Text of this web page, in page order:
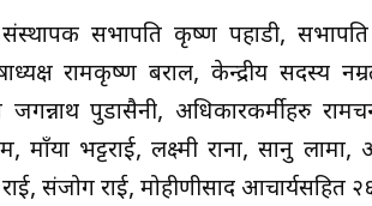
संस्थापक सभापति कृष्ण पहाडी,
रामकृष्ण बराल, केन्द्रीय सदस्य
पुडासैनी, अधिकारकर्मीहरु
माँया भट्टराई, लक्ष्मी राना, सानु
संजोग राई, मोहीणीप्रसाद आचार्यसहित